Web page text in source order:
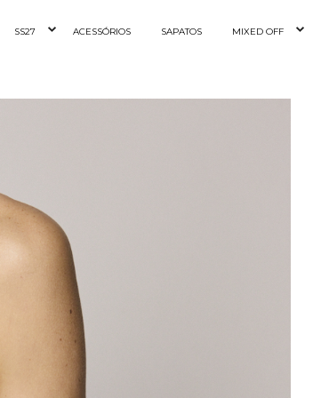
SS27 ACESSÓRIOS SAPATOS MIXED OFF